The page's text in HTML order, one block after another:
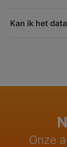
Kan ik het
Onze